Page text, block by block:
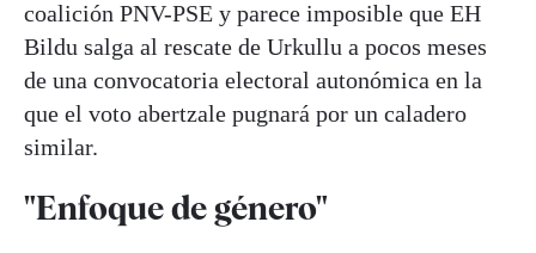
coalición PNV-PSE y parece imposible que EH
Bildu salga al rescate de Urkullu a pocos meses
de una convocatoria electoral autonómica en la
que el voto abertzale pugnará por un caladero
similar.
"Enfoque de género"